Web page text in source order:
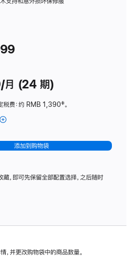
月 (24 期)
税费：约 RMB 1,390脚
‡。
(Studio
添加到购物袋
，即可先保留全部配置选择，之后随时
，并更改购物袋中的商品数量。